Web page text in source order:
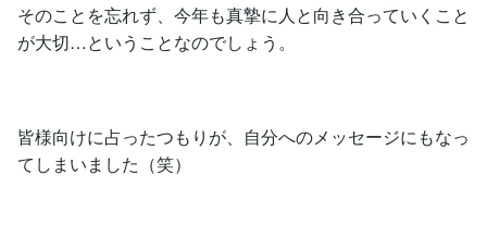
そのことを忘れず、今年も真摯に人と向き合っていくこと
が大切…ということなのでしょう。
皆様向けに占ったつもりが、自分へのメッセージにもなっ
てしまいました（笑）